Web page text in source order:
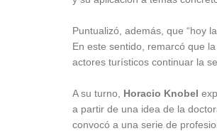
Puntualizó, además, que “hoy
En este sentido, remarcó que
actores turísticos continuar la
A su turno, Horacio Knobel
a partir de una idea de la
convocó a una serie de